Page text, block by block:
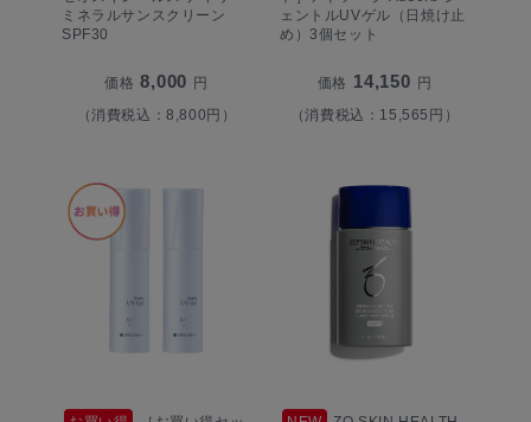
ミネラルサンスクリーン
SPF30
価格 8,000 円
（消費税込：8,800円）
ェントルUVゲル（日焼け止
め）3個セット
価格 14,150 円
（消費税込：15,565円）